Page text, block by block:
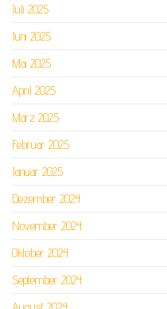
Juli 2025
Juni 2025
Mai 2025
April 2025
März 2025
Februar 2025
Januar 2025
Dezember 2024
November 2024
Oktober 2024
September 2024